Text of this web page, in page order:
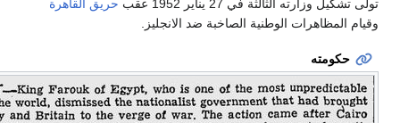
الثالثة في 27 يناير 1952 عقب
حريق القاهرة
الوطنية الصاخبة ضد الانجليز.